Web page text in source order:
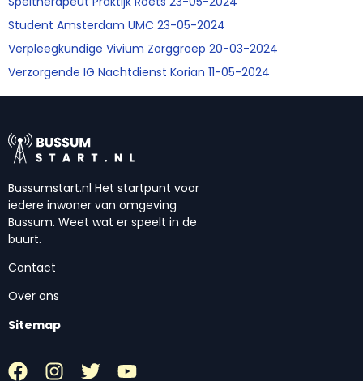
Student Amsterdam UMC 23-05-2024
Verpleegkundige Vivium Zorggroep 20-03-2024
Verzorgende IG Nachtdienst Korian 11-05-2024
Bussumstart.nl Het startpunt voor
iedere inwoner van omgeving
Bussum. Weet wat er speelt in de
buurt.
Contact
Over ons
Sitemap